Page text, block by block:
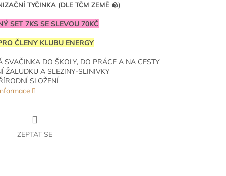
TYČINKA (DLE TČM ZEMĚ 🪨)
SET 7KS SE SLEVOU 70KČ
ČLENY KLUBU ENERGY
SVAČINKA DO ŠKOLY, DO PRÁCE A NA CESTY
ŽALUDKU A SLEZINY-SLINIVKY
SLOŽENÍ
ZEPTAT SE